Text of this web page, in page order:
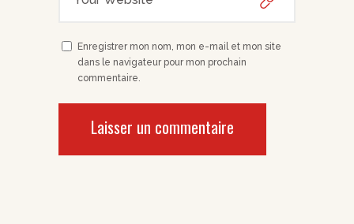
Enregistrer mon nom, mon e-mail et mon site
dans le navigateur pour mon prochain
commentaire.